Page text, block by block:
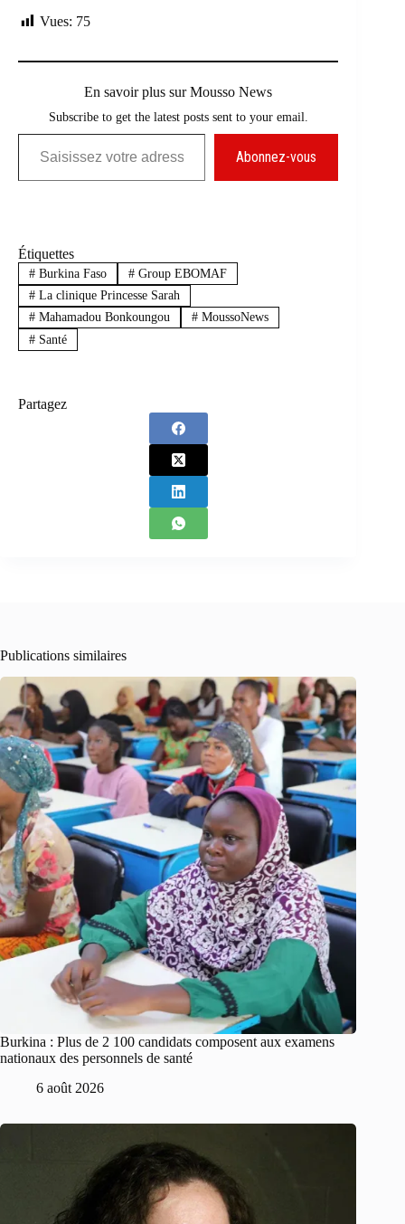
Vues: 75
En savoir plus sur Mousso News
Subscribe to get the latest posts sent to your email.
Saisissez votre adresse e-mail…
Abonnez-vous
Étiquettes
#Burkina Faso #Group EBOMAF
#La clinique Princesse Sarah
#Mahamadou Bonkoungou #MoussoNews
#Santé
Partagez
Publications similaires
Burkina : Plus de 2 100 candidats composent aux examens
nationaux des personnels de santé
6 août 2026